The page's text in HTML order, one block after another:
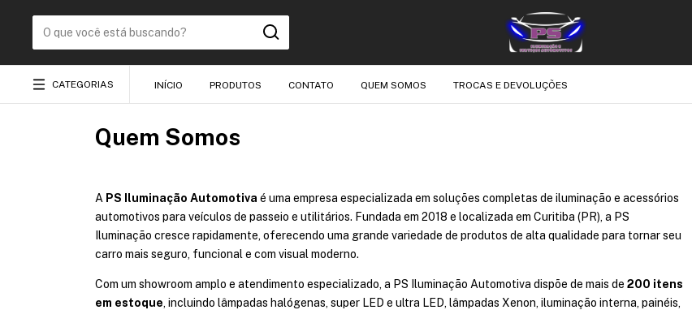
CATEGORIAS INÍCIO PRODUTOS CONTATO QUEM SOMOS TROCAS E DEVOLUÇÕES
Quem Somos
A PS Iluminação Automotiva é uma empresa especializada em soluções completas de iluminação e acessórios
automotivos para veículos de passeio e utilitários. Fundada em 2018 e localizada em Curitiba (PR), a PS
Iluminação cresce rapidamente, oferecendo uma grande variedade de produtos de alta qualidade para tornar seu
carro mais seguro, funcional e com visual moderno.
Com um showroom amplo e atendimento especializado, a PS Iluminação Automotiva dispõe de mais de 200 itens
em estoque, incluindo lâmpadas halógenas, super LED e ultra LED, lâmpadas Xenon, iluminação interna, painéis,